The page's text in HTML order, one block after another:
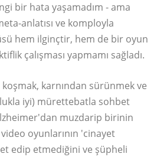
bir hata yaşamadım - ama
anlatısı ve komployla
hem ilginçtir, hem de bir oyun
çalışması yapmamı sağladı.
koşmak, karnından sürünmek ve
iyi) mürettebatla sohbet
muzdarip birinin
oyunlarının 'cinayet
edip etmediğini ve şüpheli